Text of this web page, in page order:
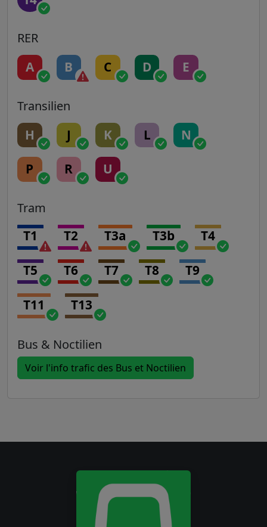
RER
A B C D E
Transilien
H J K L N
P R U
Tram
T1 T2 T3a T3b T4
T5 T6 T7 T8 T9
T11 T13
Bus & Noctilien
Voir l'info trafic des Bus et Noctilien